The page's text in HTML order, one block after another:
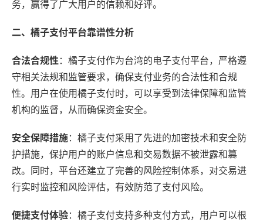
务，赢得了广大用户的信赖和好评。
二、橘子支付平台靠谱性分析
合法合规性：橘子支付作为台湾的电子支付平台，严格遵
守相关法规和监管要求，确保支付业务的合法性和合规
性。用户在使用橘子支付时，可以享受到法律保障和监管
机构的监督，从而确保资金安全。
安全保障措施：橘子支付采用了先进的加密技术和安全防
护措施，保护用户的账户信息和交易数据不被泄露和篡
改。同时，平台还建立了完善的风险控制体系，对交易进
行实时监控和风险评估，有效防范了支付风险。
便捷支付体验：橘子支付支持多种支付方式，用户可以根